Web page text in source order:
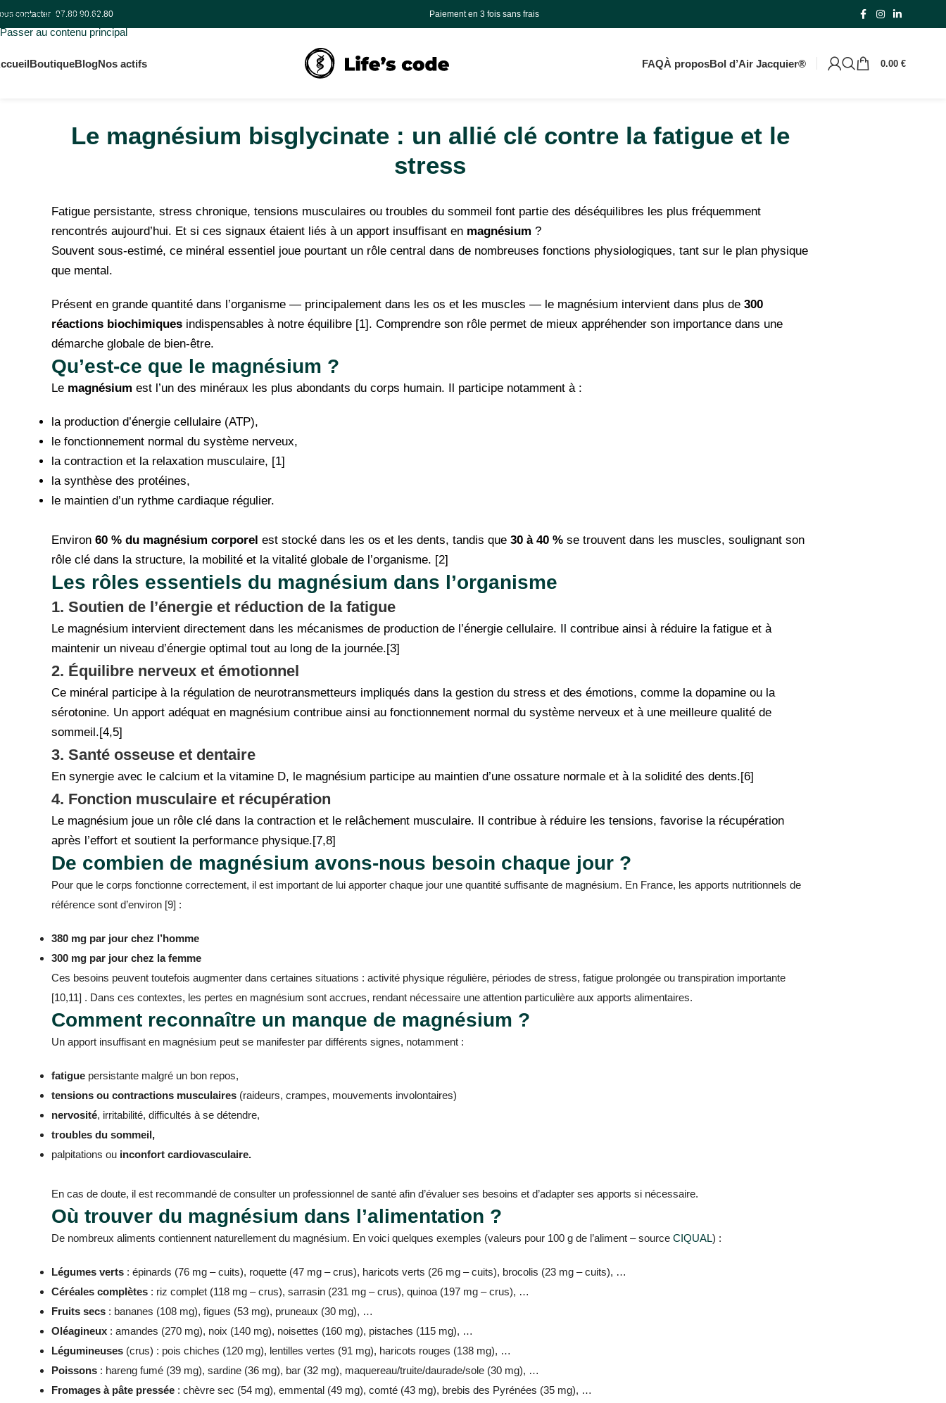
Passer à la navigation
Passer au contenu principal
contacter 07.80.90.62.80 3 produits (format 3 mois) = -10%
Paiement en 3 fois sans frais
Frais de livraisons offerts en France, en Belgique et au Luxembourg en point relais à partir de 59€
BoutiqueBlogNos actifs FAQÀ proposBol d’Air Jacquier® 0.00 €
Le magnésium bisglycinate : un allié clé contre la fatigue et le
stress
Fatigue persistante, stress chronique, tensions musculaires ou troubles du sommeil font partie des déséquilibres les plus fréquemment
rencontrés aujourd’hui. Et si ces signaux étaient liés à un apport insuffisant en magnésium ?
Souvent sous-estimé, ce minéral essentiel joue pourtant un rôle central dans de nombreuses fonctions physiologiques, tant sur le plan physique
que mental.
Présent en grande quantité dans l’organisme — principalement dans les os et les muscles — le magnésium intervient dans plus de300
réactions biochimiques indispensables à notre équilibre [1]. Comprendre son rôle permet de mieux appréhender son importance dans une
démarche globale de bien-être.
Qu’est-ce que le magnésium ?
Le magnésium est l’un des minéraux les plus abondants du corps humain. Il participe notamment à :
la production d’énergie cellulaire (ATP),
le fonctionnement normal du système nerveux,
la contraction et la relaxation musculaire, [1]
la synthèse des protéines,
le maintien d’un rythme cardiaque régulier.
Environ60 % du magnésium corporel est stocké dans les os et les dents, tandis que30 à 40 % se trouvent dans les muscles, soulignant son
rôle clé dans la structure, la mobilité et la vitalité globale de l’organisme. [2]
Les rôles essentiels du magnésium dans l’organisme
1. Soutien de l’énergie et réduction de la fatigue
Le magnésium intervient directement dans les mécanismes de production de l’énergie cellulaire. Il contribue ainsi à réduire la fatigue et à
maintenir un niveau d’énergie optimal tout au long de la journée.[3]
2. Équilibre nerveux et émotionnel
Ce minéral participe à la régulation de neurotransmetteurs impliqués dans la gestion du stress et des émotions, comme la dopamine ou la
sérotonine. Un apport adéquat en magnésium contribue ainsi au fonctionnement normal du système nerveux et à une meilleure qualité de
sommeil.[4,5]
3. Santé osseuse et dentaire
En synergie avec le calcium et la vitamine D, le magnésium participe au maintien d’une ossature normale et à la solidité des dents.[6]
4. Fonction musculaire et récupération
Le magnésium joue un rôle clé dans la contraction et le relâchement musculaire. Il contribue à réduire les tensions, favorise la récupération
après l’effort et soutient la performance physique.[7,8]
De combien de magnésium avons-nous besoin chaque jour ?
Pour que le corps fonctionne correctement, il est important de lui apporter chaque jour une quantité suffisante de magnésium. En France, lesapports nutritionnels de
référence sont d’environ [9] :
380 mg par jour chez l’homme
300 mg par jour chez la femme
Ces besoins peuvent toutefois augmenter dans certaines situations : activité physique régulière, périodes de stress, fatigue prolongée ou transpiration importante
[10,11] . Dans ces contextes, les pertes en magnésium sont accrues, rendant nécessaire une attention particulière aux apports alimentaires.
Comment reconnaître un manque de magnésium ?
Un apport insuffisant en magnésium peut se manifester par différents signes, notamment :
fatigue persistante malgré un bon repos,
tensions ou contractions musculaires (raideurs, crampes, mouvements involontaires)
nervosité, irritabilité, difficultés à se détendre,
troubles du sommeil,
palpitations ou inconfort cardiovasculaire.
En cas de doute, il est recommandé de consulter un professionnel de santé afin d’évaluer ses besoins et d’adapter ses apports si nécessaire.
Où trouver du magnésium dans l’alimentation ?
De nombreux aliments contiennent naturellement du magnésium. En voici quelques exemples (valeurs pour 100 g de l’aliment – sourceCIQUAL) :
Légumes verts : épinards (76 mg – cuits), roquette (47 mg – crus), haricots verts (26 mg – cuits), brocolis (23 mg – cuits), …
Céréales complètes : riz complet (118 mg – crus), sarrasin (231 mg – crus), quinoa (197 mg – crus), …
Fruits secs : bananes (108 mg), figues (53 mg), pruneaux (30 mg), …
Oléagineux : amandes (270 mg), noix (140 mg), noisettes (160 mg), pistaches (115 mg), …
Légumineuses (crus) : pois chiches (120 mg), lentilles vertes (91 mg), haricots rouges (138 mg), …
Poissons : hareng fumé (39 mg), sardine (36 mg), bar (32 mg), maquereau/truite/daurade/sole (30 mg), …
Fromages à pâte pressée : chèvre sec (54 mg), emmental (49 mg), comté (43 mg), brebis des Pyrénées (35 mg), …